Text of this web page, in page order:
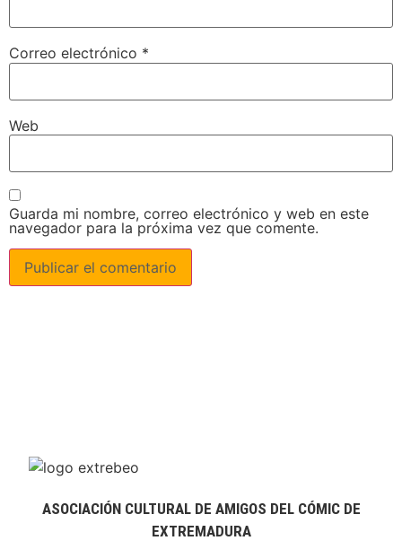
Correo electrónico *
Web
Guarda mi nombre, correo electrónico y web en este
navegador para la próxima vez que comente.
ASOCIACIÓN CULTURAL DE AMIGOS DEL CÓMIC DE
EXTREMADURA